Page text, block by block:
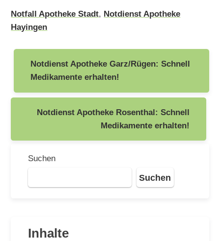
Notfall Apotheke Stadt, Notdienst Apotheke
Hayingen
Beitragsnavigation
Notdienst Apotheke Garz/Rügen: Schnell
Medikamente erhalten!
Notdienst Apotheke Rosenthal: Schnell
Medikamente erhalten!
Suchen
Suchen
Inhalte